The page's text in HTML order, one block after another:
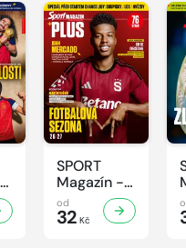
SPORT
Magazín -
30/2026
od
32 Kč